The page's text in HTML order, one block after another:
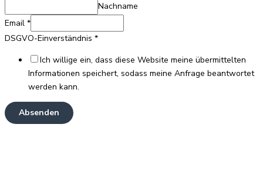
Nachname
Email *
Email
DSGVO-
Einverständnis
DSGVO-Einverständnis *
Ich willige ein, dass diese Website meine übermittelten
Informationen speichert, sodass meine Anfrage beantwortet
werden kann.
Absenden